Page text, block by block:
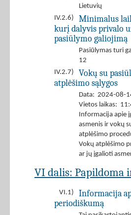
Lietuvių
IV.2.6)
Minimalus
kurį dalyvis privalo
pasiūlymo galiojimą
Pasiūlymas turi
12
IV.2.7)
Vokų su
atplėšimo sąlygos
Data: 2024-08-
Vietos laikas:
Informacija apie
asmenis ir vokų
atplėšimo
Vokų atplėšimo
ar jų įgalioti
VI dalis: Papildoma
VI.1)
Informacija
periodiškumą